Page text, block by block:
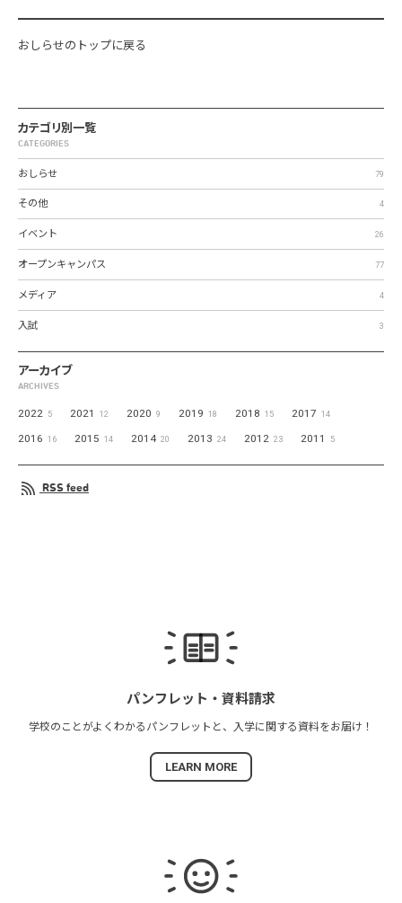
おしらせのトップに戻る
カテゴリ別一覧
CATEGORIES
おしらせ 79
その他 4
イベント 26
オープンキャンパス 77
メディア 4
入試 3
アーカイブ
ARCHIVES
2022 5 2021 12 2020 9 2019 18 2018 15 2017 14
2016 16 2015 14 2014 20 2013 24 2012 23 2011 5
RSS feed
パンフレット・ 資料請求
学校のことがよくわかる パンフレットと、 入学に関する資料をお届け！
LEARN MORE